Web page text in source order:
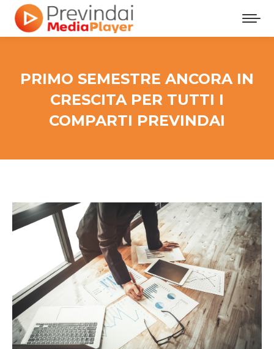
PRIMO SEMESTRE ANCORA IN
CRESCITA PER TUTTI I
COMPARTI PREVINDAI